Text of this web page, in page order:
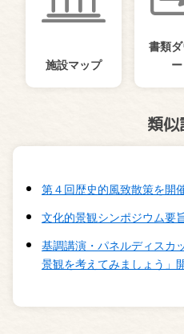
施設マップ
書類
類
第４回歴史的風致散策を開
文化的景観シンポジウム要
基調講演・パネルディスカ
景観を考えてみましょう」